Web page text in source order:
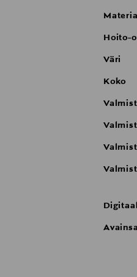
Hoito-
Väri
Koko